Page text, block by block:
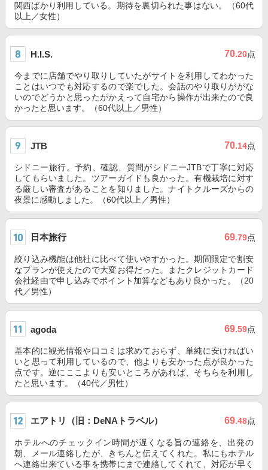
関西ばかり利用している。期待を裏切られた事はない。（60代
以上／女性）
H.I.S. 70.20点
今までに店舗でやり取りしていたがサイトを利用してわかった
ことはいつでも対応するので楽でした。会話のやり取りががな
いのでどうかと思ったがかえって自宅から操作が出来たので良
かったと思います。（60代以上／男性）
JTB 70.14点
シドニー旅行。予約、確認、質問がシドニーJTBで丁寧に対応
してもらいました。ツアーガイドも良かった。有機栽培に対す
る厳しい審査があることを知りました。ナイトクルーズからの
夜景に感動しました。（60代以上／男性）
日本旅行 69.79点
絞り込み機能は他社に比べて使いやすかった。期間限定で割安
なプランが使えたので大変お得だった。またクレジットカード
会社経由で申し込みでポイント加算などもあり良かった。（20
代／男性）
agoda 69.59点
基本的に観光情報や口コミは求めておらず、単純に安ければい
いと思って利用しているので、他よりも安かった点が良かった
点です。逆にここよりも安いところがあれば、そちらを利用し
たと思います。（40代／男性）
エアトリ（旧：DeNAトラベル） 69.48点
ホテルへのチェックイン時間が遅くなる旨の連絡を、出発の
朝、メール連絡したが、きちんと伝えてくれた。私にもホテル
へ連絡出来ている事を携帯にまで連絡してくれて、対応が早く